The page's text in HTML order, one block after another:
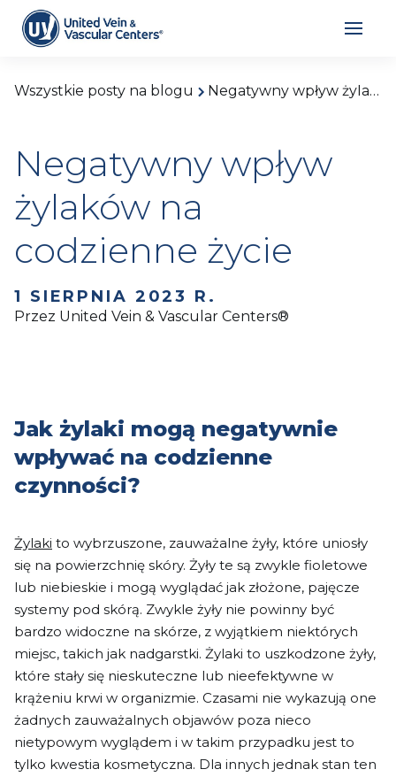
Wszystkie posty na blogu Negatywny wpływ żylaków na codzienne życie
Negatywny wpływ
żylaków na
codzienne życie
1 SIERPNIA 2023 R.
Przez United Vein & Vascular Centers®
Jak żylaki mogą negatywnie
wpływać na codzienne
czynności?
Żylaki to wybrzuszone, zauważalne żyły, które uniosły
się na powierzchnię skóry. Żyły te są zwykle fioletowe
lub niebieskie i mogą wyglądać jak złożone, pajęcze
systemy pod skórą. Zwykle żyły nie powinny być
bardzo widoczne na skórze, z wyjątkiem niektórych
miejsc, takich jak nadgarstki. Żylaki to uszkodzone żyły,
które stały się nieskuteczne lub nieefektywne w
krążeniu krwi w organizmie. Czasami nie wykazują one
żadnych zauważalnych objawów poza nieco
nietypowym wyglądem i w takim przypadku jest to
tylko kwestia kosmetyczna. Dla innych jednak stan ten